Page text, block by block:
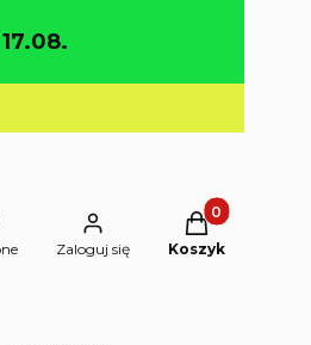
Zaloguj się
Produkty w
Koszyk